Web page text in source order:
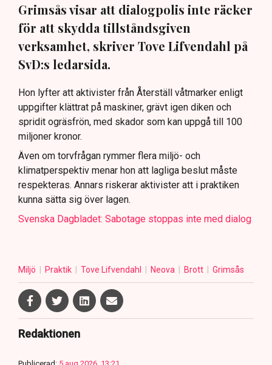
Grimsås visar att dialogpolis inte räcker
för att skydda tillståndsgiven
verksamhet, skriver Tove Lifvendahl på
SvD:s ledarsida.
Hon lyfter att aktivister från Återställ våtmarker enligt
uppgifter klättrat på maskiner, grävt igen diken och
spridit ogräsfrön, med skador som kan uppgå till 100
miljoner kronor.
Även om torvfrågan rymmer flera miljö- och
klimatperspektiv menar hon att lagliga beslut måste
respekteras. Annars riskerar aktivister att i praktiken
kunna sätta sig över lagen.
Svenska Dagbladet: Sabotage stoppas inte med dialog
Miljö Praktik Tove Lifvendahl Neova Brott Grimsås
Redaktionen